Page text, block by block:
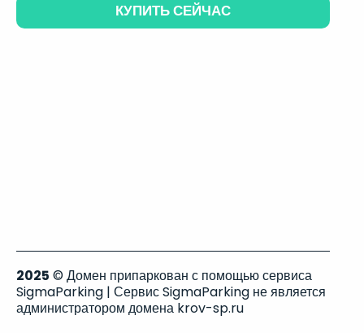
КУПИТЬ СЕЙЧАС
2025 © Домен припаркован с помощью сервиса
SigmaParking | Сервис SigmaParking не является
администратором домена krov-sp.ru